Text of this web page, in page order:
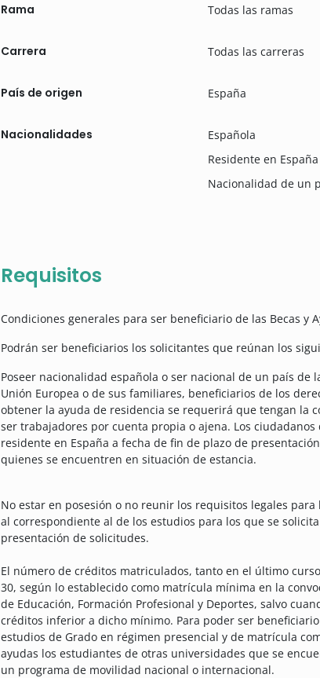
Rama Todas las ramas
Carrera Todas las carreras
País de origen España
Nacionalidades
Española
Residente en España
Nacionalidad de un
Requisitos
Condiciones generales para ser beneficiario de las Becas y
Podrán ser beneficiarios los solicitantes que reúnan los
Poseer nacionalidad española o ser nacional de un país de
Unión Europea o de sus familiares, beneficiarios de los
obtener la ayuda de residencia se requerirá que tengan la
ser trabajadores por cuenta propia o ajena. Los
residente en España a fecha de fin de plazo de
quienes se encuentren en situación de estancia.
No estar en posesión o no reunir los requisitos legales
al correspondiente al de los estudios para los que se
presentación de solicitudes.
El número de créditos matriculados, tanto en el último
30, según lo establecido como matrícula mínima en la
de Educación, Formación Profesional y Deportes, salvo
créditos inferior a dicho mínimo. Para poder ser
estudios de Grado en régimen presencial y de matrícula
ayudas los estudiantes de otras universidades que se
un programa de movilidad nacional o internacional.